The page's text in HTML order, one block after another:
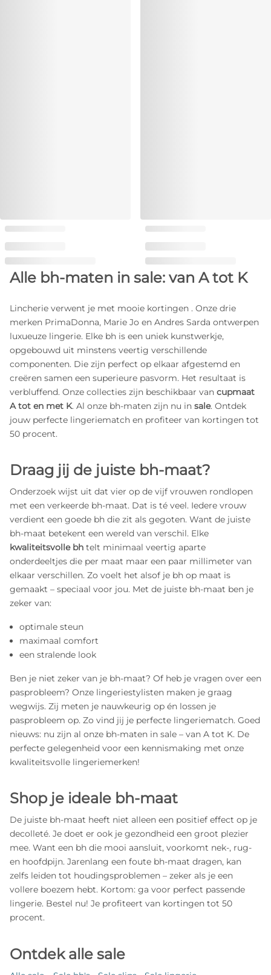
Alle bh-maten in sale: van A tot K
Lincherie verwent je met mooie kortingen . Onze drie
merken PrimaDonna, Marie Jo en Andres Sarda ontwerpen
luxueuze lingerie. Elke bh is een uniek kunstwerkje,
opgebouwd uit minstens veertig verschillende
componenten. Die zijn perfect op elkaar afgestemd en
creëren samen een superieure pasvorm. Het resultaat is
verbluffend. Onze collecties zijn beschikbaar van cupmaat
A tot en met K. Al onze bh-maten zijn nu in sale. Ontdek
jouw perfecte lingeriematch en profiteer van kortingen tot
50 procent.
Draag jij de juiste bh-maat?
Onderzoek wijst uit dat vier op de vijf vrouwen rondlopen
met een verkeerde bh-maat. Dat is té veel. Iedere vrouw
verdient een goede bh die zit als gegoten. Want de juiste
bh-maat betekent een wereld van verschil. Elke
kwaliteitsvolle bh telt minimaal veertig aparte
onderdeeltjes die per maat maar een paar millimeter van
elkaar verschillen. Zo voelt het alsof je bh op maat is
gemaakt – speciaal voor jou. Met de juiste bh-maat ben je
zeker van:
optimale steun
maximaal comfort
een stralende look
Ben je niet zeker van je bh-maat? Of heb je vragen over een
pasprobleem? Onze lingeriestylisten maken je graag
wegwijs. Zij meten je nauwkeurig op én lossen je
pasprobleem op. Zo vind jij je perfecte lingeriematch. Goed
nieuws: nu zijn al onze bh-maten in sale – van A tot K. De
perfecte gelegenheid voor een kennismaking met onze
kwaliteitsvolle lingeriemerken!
Shop je ideale bh-maat
De juiste bh-maat heeft niet alleen een positief effect op je
decolleté. Je doet er ook je gezondheid een groot plezier
mee. Want een bh die mooi aansluit, voorkomt nek-, rug-
en hoofdpijn. Jarenlang een foute bh-maat dragen, kan
zelfs leiden tot houdingsproblemen – zeker als je een
vollere boezem hebt. Kortom: ga voor perfect passende
lingerie. Bestel nu! Je profiteert van kortingen tot 50
procent.
Ontdek alle sale